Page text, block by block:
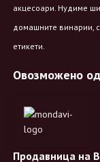
акцесоари. Нудиме
домашните винарии,
етикети.
Овозможено
Продавница на